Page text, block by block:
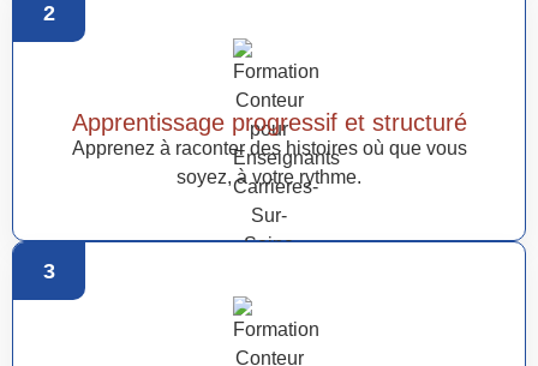
2
Apprentissage progressif et structuré
Apprenez à raconter des histoires où que vous
soyez, à votre rythme.
3